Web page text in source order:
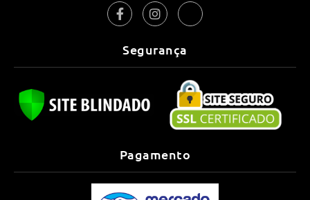
Segurança
Pagamento